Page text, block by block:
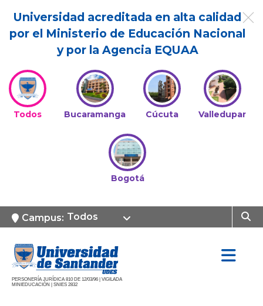
Universidad acreditada en alta calidad
por el Ministerio de Educación Nacional
y por la Agencia EQUAA
Todos Bucaramanga Cúcuta Valledupar
Bogotá
Campus: Todos
PERSONERÍA JURÍDICA 810 DE 12/03/96 | VIGILADA
MINIEDUCACIÓN | SNIES 2832